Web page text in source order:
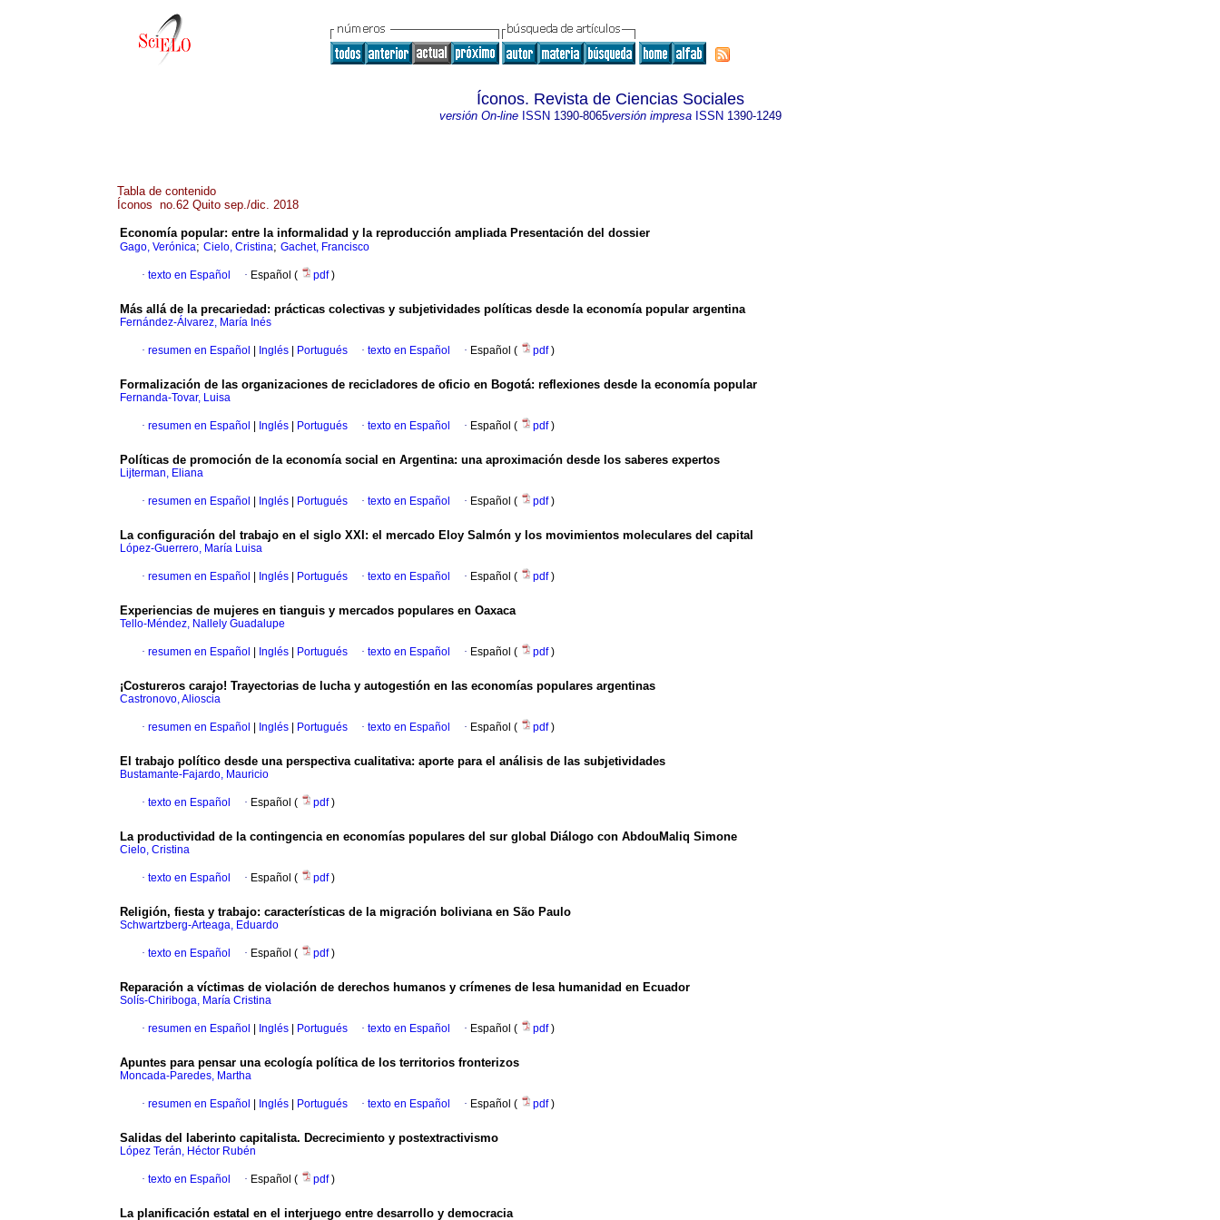
Íconos. Revista de Ciencias Sociales
versión On-lineISSN 1390-8065versión impresaISSN 1390-1249
Tabla de contenido
Íconos no.62 Quito sep./dic. 2018
Economía popular: entre la informalidad y la reproducción ampliada Presentación del dossier
Gago, Verónica; Cielo, Cristina; Gachet, Francisco
· texto en Español · Español ( pdf)
Más allá de la precariedad: prácticas colectivas y subjetividades políticas desde la economía popular argentina
Fernández-Álvarez, María Inés
· resumen en Español Inglés Portugués · texto en Español · Español ( pdf)
Formalización de las organizaciones de recicladores de oficio en Bogotá: reflexiones desde la economía popular
Fernanda-Tovar, Luisa
· resumen en Español Inglés Portugués · texto en Español · Español ( pdf)
Políticas de promoción de la economía social en Argentina: una aproximación desde los saberes expertos
Lijterman, Eliana
· resumen en Español Inglés Portugués · texto en Español · Español ( pdf)
La configuración del trabajo en el siglo XXI: el mercado Eloy Salmón y los movimientos moleculares del capital
López-Guerrero, María Luisa
· resumen en Español Inglés Portugués · texto en Español · Español ( pdf)
Experiencias de mujeres en tianguis y mercados populares en Oaxaca
Tello-Méndez, Nallely Guadalupe
· resumen en Español Inglés Portugués · texto en Español · Español ( pdf)
¡Costureros carajo! Trayectorias de lucha y autogestión en las economías populares argentinas
Castronovo, Alioscia
· resumen en Español Inglés Portugués · texto en Español · Español ( pdf)
El trabajo político desde una perspectiva cualitativa: aporte para el análisis de las subjetividades
Bustamante-Fajardo, Mauricio
· texto en Español · Español ( pdf)
La productividad de la contingencia en economías populares del sur global Diálogo con AbdouMaliq Simone
Cielo, Cristina
· texto en Español · Español ( pdf)
Religión, fiesta y trabajo: características de la migración boliviana en São Paulo
Schwartzberg-Arteaga, Eduardo
· texto en Español · Español ( pdf)
Reparación a víctimas de violación de derechos humanos y crímenes de lesa humanidad en Ecuador
Solís-Chiriboga, María Cristina
· resumen en Español Inglés Portugués · texto en Español · Español ( pdf)
Apuntes para pensar una ecología política de los territorios fronterizos
Moncada-Paredes, Martha
· resumen en Español Inglés Portugués · texto en Español · Español ( pdf)
Salidas del laberinto capitalista. Decrecimiento y postextractivismo
López Terán, Héctor Rubén
· texto en Español · Español ( pdf)
La planificación estatal en el interjuego entre desarrollo y democracia